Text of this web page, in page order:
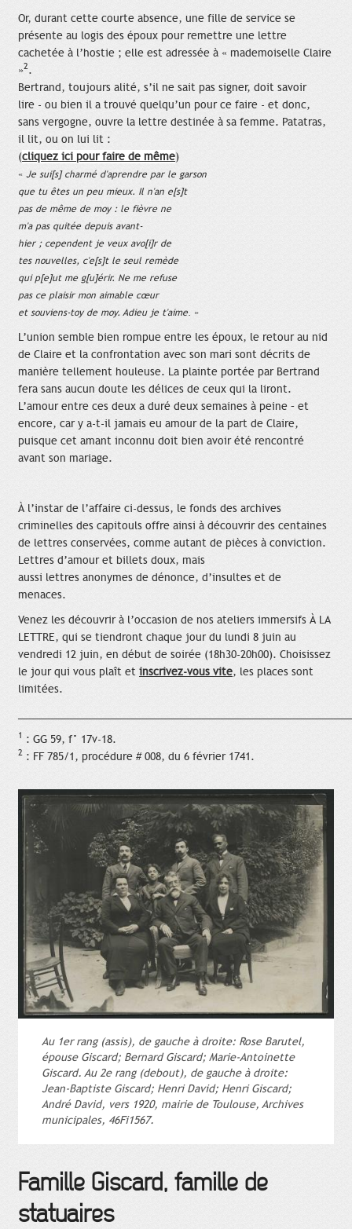
Or, durant cette courte absence, une fille de service se
présente au logis des époux pour remettre une lettre
cachetée à l’hostie ; elle est adressée à « mademoiselle Claire
»2.
Bertrand, toujours alité, s’il ne sait pas signer, doit savoir
lire - ou bien il a trouvé quelqu’un pour ce faire - et donc,
sans vergogne, ouvre la lettre destinée à sa femme. Patatras,
il lit, ou on lui lit :
(cliquez ici pour faire de même)
« Je sui[s] charmé d'aprendre par le garson
que tu êtes un peu mieux. Il n'an e[s]t
pas de même de moy : le fièvre ne
m'a pas quitée depuis avant-
hier ; cependent je veux avo[i]r de
tes nouvelles, c'e[s]t le seul remède
qui p[e]ut me g[u]érir. Ne me refuse
pas ce plaisir mon aimable cœur
et souviens-toy de moy. Adieu je t'aime. »
L’union semble bien rompue entre les époux, le retour au nid
de Claire et la confrontation avec son mari sont décrits de
manière tellement houleuse. La plainte portée par Bertrand
fera sans aucun doute les délices de ceux qui la liront.
L’amour entre ces deux a duré deux semaines à peine – et
encore, car y a-t-il jamais eu amour de la part de Claire,
puisque cet amant inconnu doit bien avoir été rencontré
avant son mariage.
À l’instar de l’affaire ci-dessus, le fonds des archives
criminelles des capitouls offre ainsi à découvrir des centaines
de lettres conservées, comme autant de pièces à conviction.
Lettres d’amour et billets doux, mais
aussi lettres anonymes de dénonce, d’insultes et de
menaces.
Venez les découvrir à l’occasion de nos ateliers immersifs À LA
LETTRE, qui se tiendront chaque jour du lundi 8 juin au
vendredi 12 juin, en début de soirée (18h30-20h00). Choisissez
le jour qui vous plaît et inscrivez-vous vite, les places sont
limitées.
1 : GG 59, f° 17v-18.
2 : FF 785/1, procédure # 008, du 6 février 1741.
Au 1er rang (assis), de gauche à droite: Rose Barutel,
épouse Giscard; Bernard Giscard; Marie-Antoinette
Giscard. Au 2e rang (debout), de gauche à droite:
Jean-Baptiste Giscard; Henri David; Henri Giscard;
André David, vers 1920, mairie de Toulouse, Archives
municipales, 46Fi1567.
Famille Giscard, famille de
statuaires